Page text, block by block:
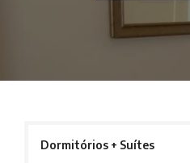
Dormitórios + Suítes